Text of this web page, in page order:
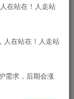
有极快的可复制性，
和交流，请勿用
间联系我们删
在站在！人走站
人在站在！人走站
需求，后期会涨